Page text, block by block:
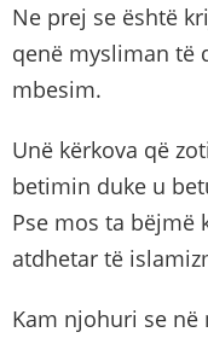
Ne prej se është
qenë mysliman të
mbesim.
Unë kërkova që
betimin duke u
Pse mos ta bëjmë
atdhetar të
Kam njohuri se në